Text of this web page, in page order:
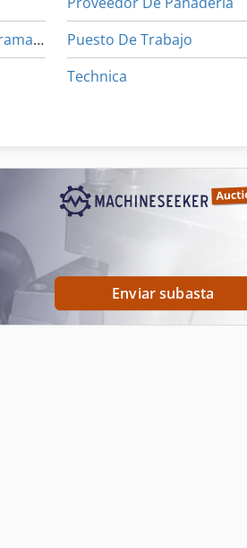
Instrucciones De Programación
Puesto De Trabajo
Technica
Enviar subasta